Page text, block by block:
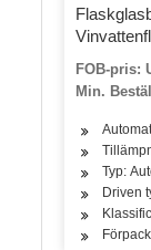
FOB-pris:
Min.
Typ:
Driven